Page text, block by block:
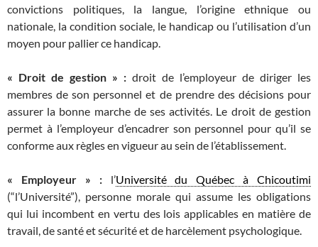
convictions politiques, la langue, l’origine ethnique ou
nationale, la condition sociale, le handicap ou l’utilisation d’un
moyen pour pallier ce handicap.
« Droit de gestion » : droit de l’employeur de diriger les
membres de son personnel et de prendre des décisions pour
assurer la bonne marche de ses activités. Le droit de gestion
permet à l’employeur d’encadrer son personnel pour qu’il se
conforme aux règles en vigueur au sein de l’établissement.
« Employeur » : l’Université du Québec à Chicoutimi
(“l’Université”), personne morale qui assume les obligations
qui lui incombent en vertu des lois applicables en matière de
travail, de santé et sécurité et de harcèlement psychologique.